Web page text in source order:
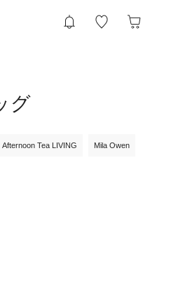
グ
Afternoon Tea LIVING Mila Owen